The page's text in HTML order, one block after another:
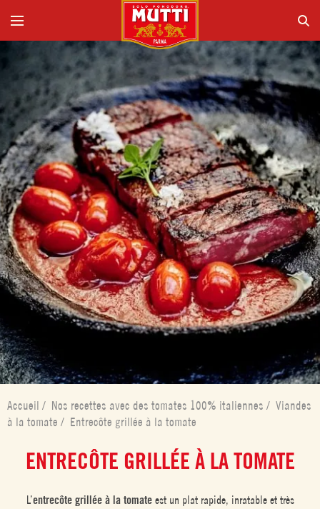
Accueil / Nos recettes avec des tomates 100% italiennes / Viandes
à la tomate / Entrecôte grillée à la tomate
ENTRECÔTE GRILLÉE À LA TOMATE
L’entrecôte grillée à la tomate est un plat rapide, inratable et très